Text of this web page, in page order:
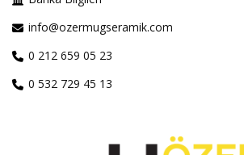
info@ozermugseramik.com
0 212 659 05 23
0 532 729 45 13